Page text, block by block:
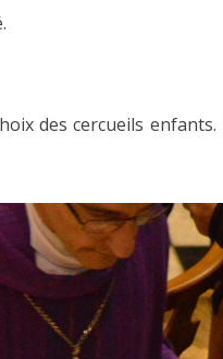
des cercueils enfants.